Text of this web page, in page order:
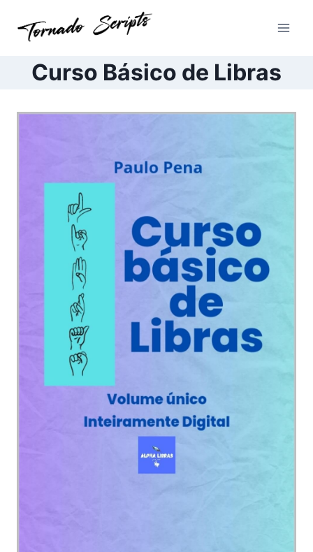
para
ConteúdoCurso Básico de Libras